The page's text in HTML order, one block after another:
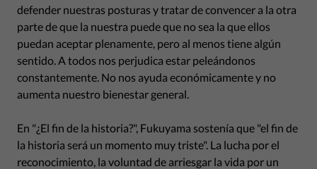
defender nuestras posturas y tratar de convencer a la otra
parte de que la nuestra puede que no sea la que ellos
puedan aceptar plenamente, pero al menos tiene algún
sentido. A todos nos perjudica estar peleándonos
constantemente. No nos ayuda económicamente y no
aumenta nuestro bienestar general.
En "¿El fin de la historia?", Fukuyama sostenía que "el fin de
la historia será un momento muy triste". La lucha por el
reconocimiento, la voluntad de arriesgar la vida por un